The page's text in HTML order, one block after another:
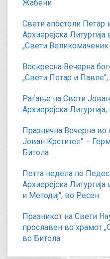
Жабени
Свети апостоли Петар
Архиерејска
„Свети
Воскресна Вечерна
„Свети Петар и
Раѓање на Свети
Архиерејска
Празнична Вечерна во
Јован Крстител“ –
Битола
Петта недела по
Архиерејска
и Методиј“, во Ресен
Празникот на Свети
прославен во храмот
во Битола